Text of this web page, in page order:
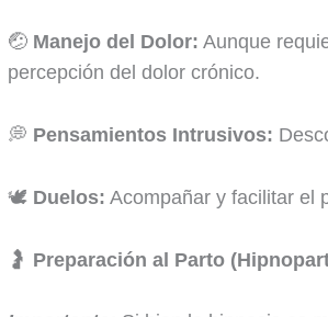
🤕 Manejo del Dolor: Aunque
percepción del dolor crónico.
💭 Pensamientos Intrusivos:
🕊️ Duelos: Acompañar y facilitar el
🤰 Preparación al Parto